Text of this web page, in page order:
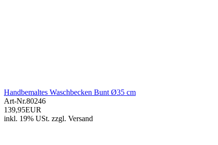
Handbemaltes Waschbecken Bunt Ø35 cm
Art-Nr.80246
139,95EUR
inkl. 19% USt. zzgl. Versand